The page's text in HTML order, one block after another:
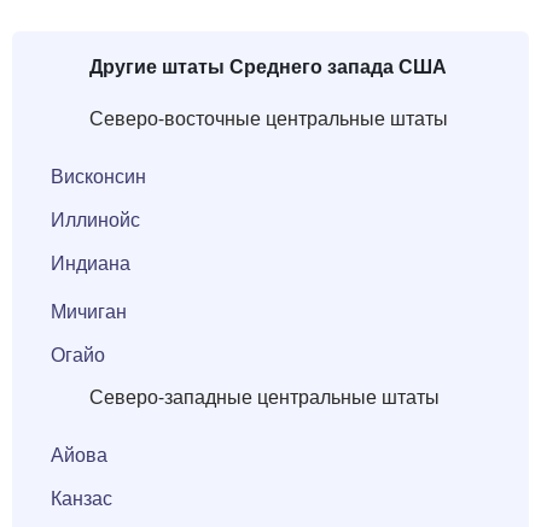
Другие штаты Среднего запада США
Северо-восточные центральные штаты
Висконсин
Иллинойс
Индиана
Мичиган
Огайо
Северо-западные центральные штаты
Айова
Канзас